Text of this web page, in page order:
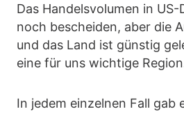
Das Handelsvolumen in
noch bescheiden, aber die
und das Land ist günstig
eine für uns wichtige
In jedem einzelnen Fall gab